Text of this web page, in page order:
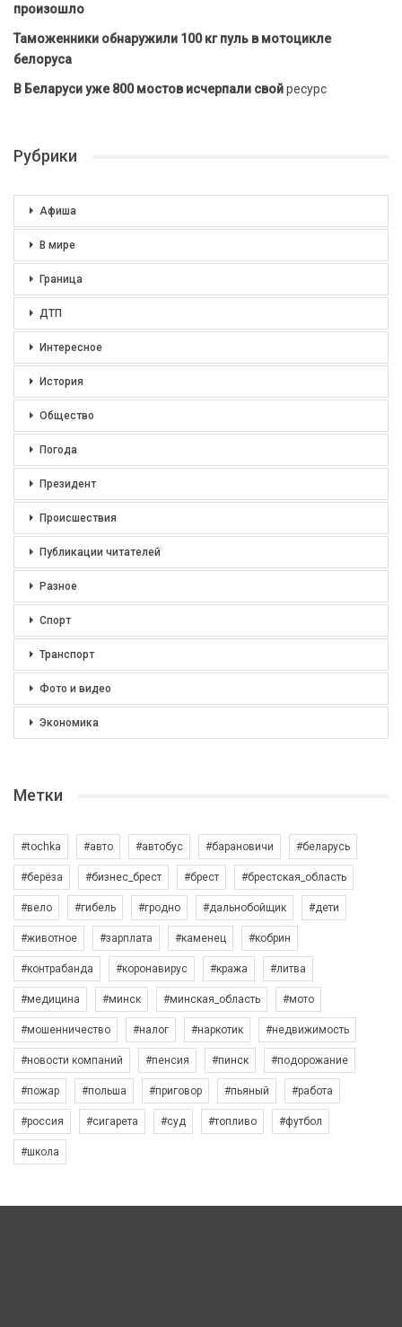
произошло
Таможенники обнаружили 100 кг пуль в мотоцикле
белоруса
В Беларуси уже 800 мостов исчерпали свойресурс
Рубрики
Афиша
В мире
Граница
ДТП
Интересное
История
Общество
Погода
Президент
Происшествия
Публикации читателей
Разное
Спорт
Транспорт
Фото и видео
Экономика
Метки
#tochka #авто #автобус #барановичи #беларусь
#берёза #бизнес_брест #брест #брестская_область
#вело #гибель #гродно #дальнобойщик #дети
#животное #зарплата #каменец #кобрин
#контрабанда #коронавирус #кража #литва
#медицина #минск #минская_область #мото
#мошенничество #налог #наркотик #недвижимость
#новости компаний #пенсия #пинск #подорожание
#пожар #польша #приговор #пьяный #работа
#россия #сигарета #суд #топливо #футбол
#школа